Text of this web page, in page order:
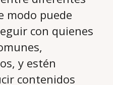
modo puede
con quienes
y estén
contenidos